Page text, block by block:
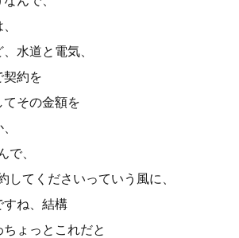
水道と電気、
契約を
てその金額を
で、
してくださいっていう風に、
すね、結構
ょっとこれだと